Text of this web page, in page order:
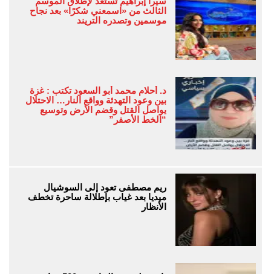
الثالث من «اسمعني شكرًا» بعد نجاح
موسمين وتصدره التريند
د. أحلام محمد أبو السعود تكتب : غزة
بين وعود التهدئة وواقع النار… الاحتلال
يواصل القتل وقضم الأرض وتوسيع
“الخط الأصفر”
ريم مصطفى تعود إلى السوشيال
ميديا بعد غياب بإطلالة ساحرة تخطف
الأنظار